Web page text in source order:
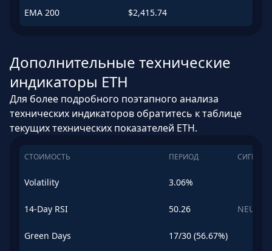
EMA 200 $2,415.74
Дополнительные технические
индикаторы ETH
Для более подробного поэтапного анализа
технических индикаторов обратитесь к таблице
текущих технических показателей ETH.
СТОИМОСТЬ ПЕРИОД СИГНАЛ
Volatility 3.06%
14-Day RSI 50.26
Green Days 17/30 (56.67%)